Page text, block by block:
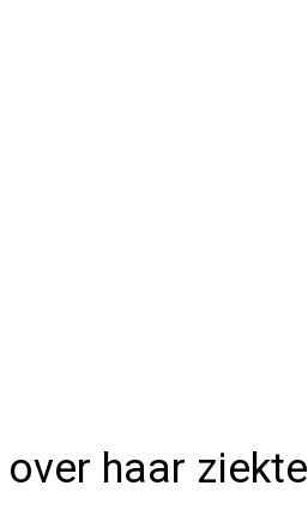
over haar ziekte